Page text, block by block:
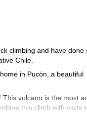
climbing and have done
Chile.
in Pucón, a beautiful
volcano is the most
this climb with visits